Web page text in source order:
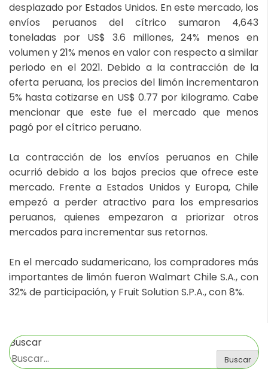
desplazado por Estados Unidos. En este mercado, los
envíos peruanos del cítrico sumaron 4,643
toneladas por US$ 3.6 millones, 24% menos en
volumen y 21% menos en valor con respecto a similar
periodo en el 2021. Debido a la contracción de la
oferta peruana, los precios del limón incrementaron
5% hasta cotizarse en US$ 0.77 por kilogramo. Cabe
mencionar que este fue el mercado que menos
pagó por el cítrico peruano.
La contracción de los envíos peruanos en Chile
ocurrió debido a los bajos precios que ofrece este
mercado. Frente a Estados Unidos y Europa, Chile
empezó a perder atractivo para los empresarios
peruanos, quienes empezaron a priorizar otros
mercados para incrementar sus retornos.
En el mercado sudamericano, los compradores más
importantes de limón fueron Walmart Chile S.A., con
32% de participación, y Fruit Solution S.P.A., con 8%.
Buscar
Buscar